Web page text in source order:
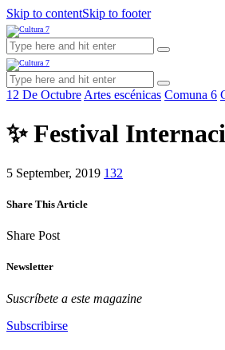
Skip to contentSkip to footer
instagram
facebook
youtube2
twitter-
2
12 De Octubre Artes escénicas Comuna 6
✨ Festival
5 September, 2019 132
Share This Article
Share PostShare
Share
Share
Copy
Newsletter
Suscríbete a este magazine
Subscribirse